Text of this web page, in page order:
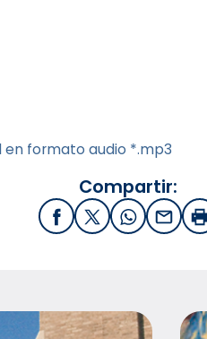
formato audio *.mp3
Compartir:
FacebookX / Twitter
WhatsApp
Email